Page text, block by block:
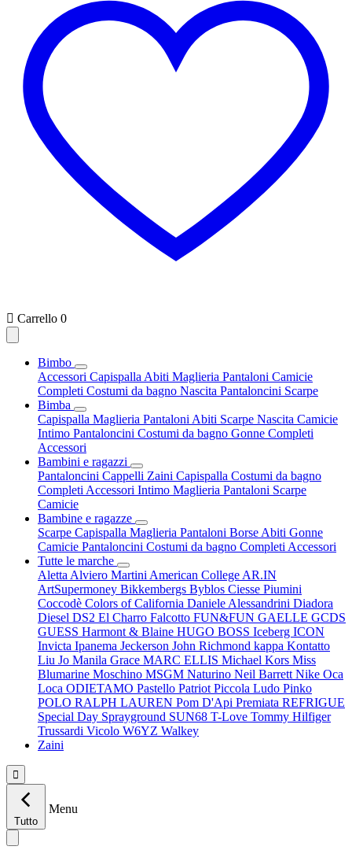
 Carrello 0
Bimbo
Accessori Capispalla Abiti Maglieria Pantaloni Camicie
Completi Costumi da bagno Nascita Pantaloncini Scarpe
Bimba
Capispalla Maglieria Pantaloni Abiti Scarpe Nascita Camicie
Intimo Pantaloncini Costumi da bagno Gonne Completi
Accessori
Bambini e ragazzi
Pantaloncini Cappelli Zaini Capispalla Costumi da bagno
Completi Accessori Intimo Maglieria Pantaloni Scarpe
Camicie
Bambine e ragazze
Scarpe Capispalla Maglieria Pantaloni Borse Abiti Gonne
Camicie Pantaloncini Costumi da bagno Completi Accessori
Tutte le marche
Aletta Alviero Martini American College AR.IN
ArtSupermoney Bikkembergs Byblos Ciesse Piumini
Coccodè Colors of California Daniele Alessandrini Diadora
Diesel DS2 El Charro Falcotto FUN&FUN GAELLE GCDS
GUESS Harmont & Blaine HUGO BOSS Iceberg ICON
Invicta Ipanema Jeckerson John Richmond kappa Kontatto
Liu Jo Manila Grace MARC ELLIS Michael Kors Miss
Blumarine Moschino MSGM Naturino Neil Barrett Nike Oca
Loca ODIETAMO Pastello Patriot Piccola Ludo Pinko
POLO RALPH LAUREN Pom D'Api Premiata REFRIGUE
Special Day Sprayground SUN68 T-Love Tommy Hilfiger
Trussardi Vicolo W6YZ Walkey
Zaini

Tutto
Menu